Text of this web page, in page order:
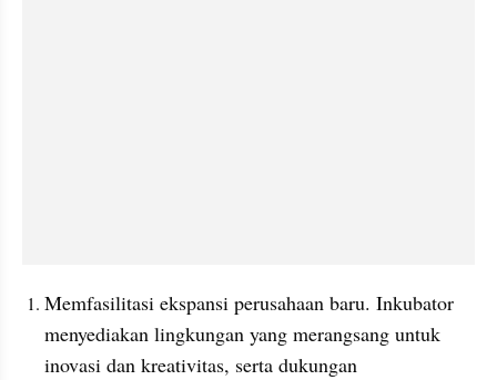
Memfasilitasi ekspansi perusahaan baru. Inkubator
menyediakan lingkungan yang merangsang untuk
inovasi dan kreativitas, serta dukungan